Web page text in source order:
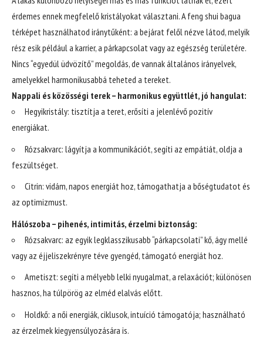
érdemes ennek megfelelő kristályokat választani. A feng shui bagua
térképet használhatod iránytűként: a bejárat felől nézve látod, melyik
rész esik például a karrier, a párkapcsolat vagy az egészség területére.
Nincs “egyedül üdvözítő” megoldás, de vannak általános irányelvek,
amelyekkel harmonikusabbá teheted a tereket.
Nappali és közösségi terek – harmonikus együttlét, jó hangulat:
Hegyikristály: tisztítja a teret, erősíti a jelenlévő pozitív
energiákat.
Rózsakvarc: lágyítja a kommunikációt, segíti az empátiát, oldja a
feszültséget.
Citrin: vidám, napos energiát hoz, támogathatja a bőségtudatot és
az optimizmust.
Hálószoba – pihenés, intimitás, érzelmi biztonság:
Rózsakvarc: az egyik legklasszikusabb “párkapcsolati” kő, ágy mellé
vagy az éjjeliszekrényre téve gyengéd, támogató energiát hoz.
Ametiszt: segíti a mélyebb lelki nyugalmat, a relaxációt; különösen
hasznos, ha túlpörög az elméd elalvás előtt.
Holdkő: a női energiák, ciklusok, intuíció támogatója; használható
az érzelmek kiegyensúlyozására is.